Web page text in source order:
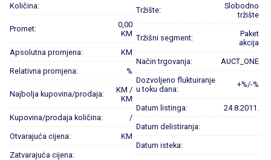
Količina:
Promet:
0,00
KM
Apsolutna promjena: KM
Relativna promjena: %
Najbolja kupovina/prodaja:
KM /
KM
Kupovina/prodaja količina: /
Otvarajuća cijena: KM
Zatvarajuća cijena:
Tržište:
Slobodno
tržište
Tržišni segment:
Paket
akcija
Način trgovanja: AUCT_ONE
Dozvoljeno fluktuiranje
u toku dana:
+%/-%
Datum listinga: 24.8.2011.
Datum delistiranja:
Datum isteka: